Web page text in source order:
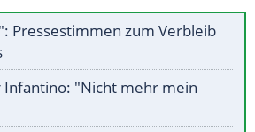
Pressestimmen zum Verbleib
Infantino: "Nicht mehr mein